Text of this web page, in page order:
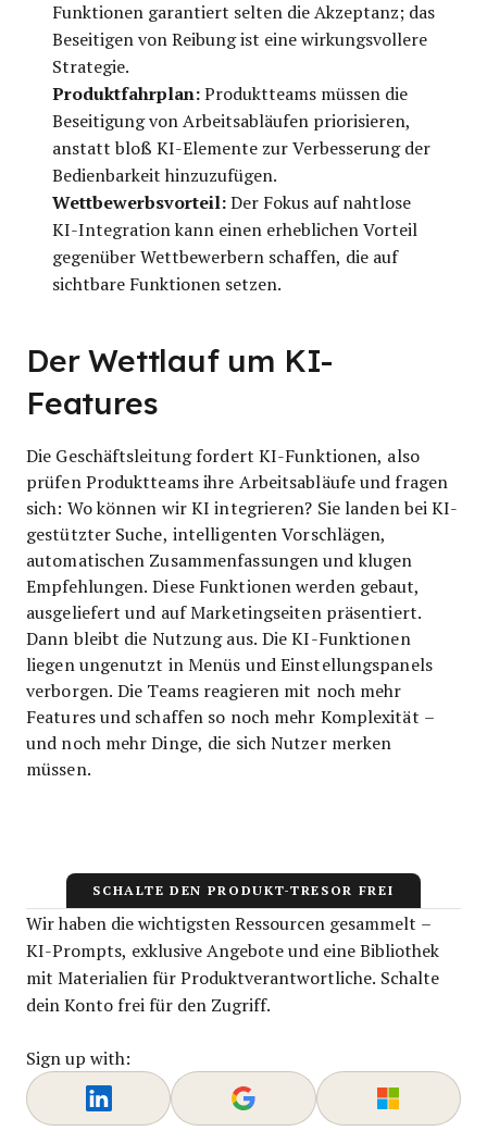
Funktionen garantiert selten die Akzeptanz; das
Beseitigen von Reibung ist eine wirkungsvollere
Strategie.
Produktfahrplan:Produktteams müssen die
Beseitigung von Arbeitsabläufen priorisieren,
anstatt bloß KI-Elemente zur Verbesserung der
Bedienbarkeit hinzuzufügen.
Wettbewerbsvorteil:Der Fokus auf nahtlose
KI-Integration kann einen erheblichen Vorteil
gegenüber Wettbewerbern schaffen, die auf
sichtbare Funktionen setzen.
Der Wettlauf um KI-
Features
Die Geschäftsleitung fordert KI-Funktionen, also
prüfen Produktteams ihre Arbeitsabläufe und fragen
sich: Wo können wir KI integrieren? Sie landen bei KI-
gestützter Suche, intelligenten Vorschlägen,
automatischen Zusammenfassungen und klugen
Empfehlungen. Diese Funktionen werden gebaut,
ausgeliefert und auf Marketingseiten präsentiert.
Dann bleibt die Nutzung aus. Die KI-Funktionen
liegen ungenutzt in Menüs und Einstellungspanels
verborgen. Die Teams reagieren mit noch mehr
Features und schaffen so noch mehr Komplexität –
und noch mehr Dinge, die sich Nutzer merken
müssen.
SCHALTE DEN PRODUKT-TRESOR FREI
Wir haben die wichtigsten Ressourcen gesammelt –
KI-Prompts, exklusive Angebote und eine Bibliothek
mit Materialien für Produktverantwortliche. Schalte
dein Konto frei für den Zugriff.
Sign up with: